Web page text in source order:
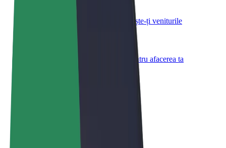
Înregistrează-ți flota la Bolt și mărește-ți veniturile
Produse și servicii Bolt adaptate pentru afacerea ta